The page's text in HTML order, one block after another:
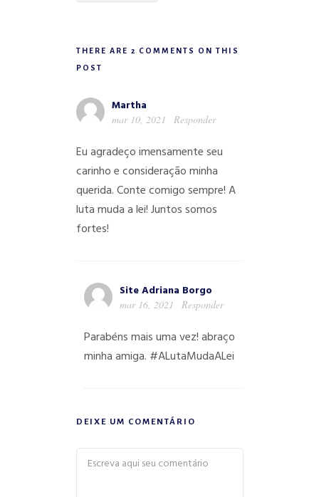
THERE ARE 2 COMMENTS ON THIS
POST
Martha
mar 10, 2021 Responder
Eu agradeço imensamente seu
carinho e consideração minha
querida. Conte comigo sempre! A
luta muda a lei! Juntos somos
fortes!
Site Adriana Borgo
mar 16, 2021 Responder
Parabéns mais uma vez! abraço
minha amiga. #ALutaMudaALei
DEIXE UM COMENTÁRIO